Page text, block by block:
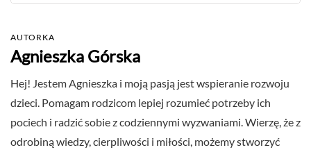
AUTORKA
Agnieszka Górska
Hej! Jestem Agnieszka i moją pasją jest wspieranie rozwoju
dzieci. Pomagam rodzicom lepiej rozumieć potrzeby ich
pociech i radzić sobie z codziennymi wyzwaniami. Wierzę, że z
odrobiną wiedzy, cierpliwości i miłości, możemy stworzyć